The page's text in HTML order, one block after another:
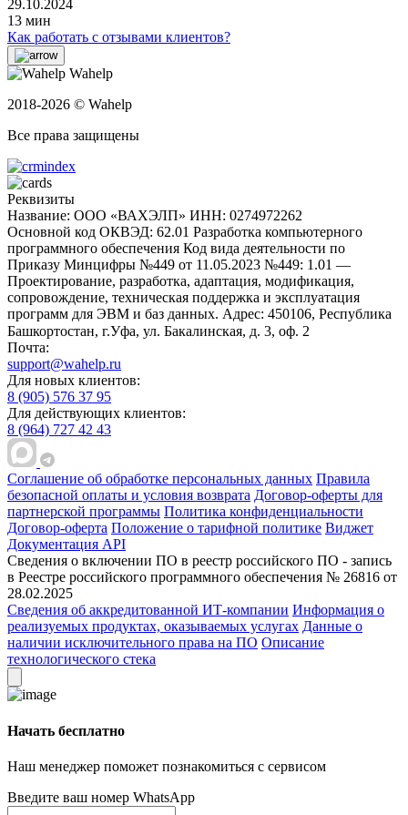
29.10.2024
13 мин
Как работать с отзывами клиентов?
Wahelp
2018-2026 © Wahelp
Все права защищены
Реквизиты
Название: ООО «ВАХЭЛП» ИНН: 0274972262
Основной код ОКВЭД: 62.01 Разработка компьютерного
программного обеспечения Код вида деятельности по
Приказу Минцифры №449 от 11.05.2023 №449: 1.01 —
Проектирование, разработка, адаптация, модификация,
сопровождение, техническая поддержка и эксплуатация
программ для ЭВМ и баз данных. Адрес: 450106, Республика
Башкортостан, г.Уфа, ул. Бакалинская, д. 3, oф. 2
Почта:
support@wahelp.ru
Для новых клиентов:
8 (905) 576 37 95
Для действующих клиентов:
8 (964) 727 42 43
Соглашение об обработке персональных данных Правила
безопасной оплаты и условия возврата Договор-оферты для
партнерской программы Политика конфиденциальности
Договор-оферта Положение о тарифной политике Виджет
Документация API
Сведения о включении ПО в реестр российского ПО - запись
в Реестре российского программного обеспечения № 26816 от
28.02.2025
Сведения об аккредитованной ИТ-компании Информация о
реализуемых продуктах, оказываемых услугах Данные о
наличии исключительного права на ПО Описание
технологического стека
Начать бесплатно
Наш менеджер поможет познакомиться с сервисом
Введите ваш номер WhatsApp